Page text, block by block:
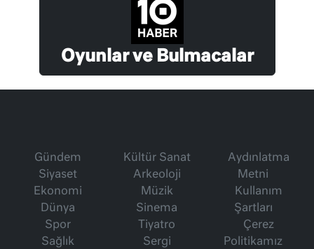
Oyunlar ve Bulmacalar
Gündem
Siyaset
Ekonomi
Dünya
Spor
Sağlık
Kültür Sanat
Arkeoloji
Müzik
Sinema
Tiyatro
Sergi
Aydınlatma
Metni
Kullanım
Şartları
Çerez
Politikamız